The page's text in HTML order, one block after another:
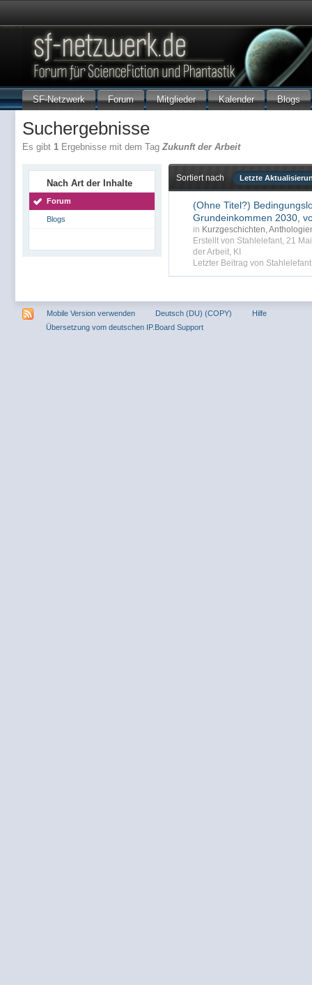
SF-Netzwerk Forum Mitglieder Kalender Blogs
Suchergebnisse
Es gibt 1 Ergebnisse mit dem TagZukunft der Arbeit
Nach Art der Inhalte
Forum
Blogs
Sortiert nach Letzte
(Ohne Titel?)
Grundeinkommen 2030,
in Kurzgeschichten,
Erstellt von Stahlelefant, 21
der Arbeit, KI
Letzter Beitrag von
Mobile Version verwenden Deutsch (DU) (COPY)
Hilfe
Übersetzung vom deutschen IP.Board Support